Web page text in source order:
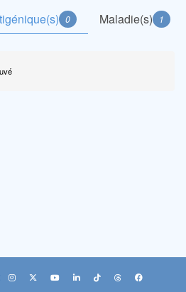
0 Maladie(s) 1